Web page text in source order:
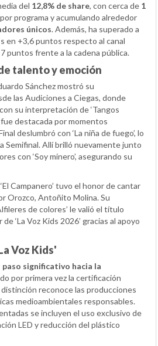
del 12,8% de share, con cerca de 1
por programa y acumulando alrededor
únicos. Además, ha superado a
en +3,6 puntos respecto al canal
puntos frente a la cadena pública.
talento y emoción
Sánchez mostró su
las Audiciones a Ciegas, donde
su interpretación de ‘Tangos
destacada por momentos
deslumbró con ‘La niña de fuego’, lo
Semifinal. Allí brilló nuevamente junto
con ‘Soy minero’, asegurando su
Campanero’ tuvo el honor de cantar
Orozco, Antoñito Molina. Su
de colores’ le valió el título
‘La Voz Kids 2026’ gracias al apoyo
Voz Kids'
paso significativo hacia la
por primera vez la certificación
reconoce las producciones
medioambientales responsables.
se incluyen el uso exclusivo de
LED y reducción del plástico